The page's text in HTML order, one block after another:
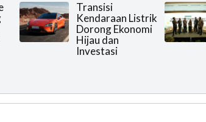
Transisi
Kendaraan Listrik
Dorong Ekonomi
Hijau dan
Investasi